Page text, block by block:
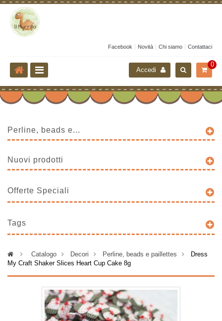
Facebook Novità Chi siamo Contattaci
0
Accedi
Perline, beads e...
Nuovi prodotti
Offerte Speciali
Tags
> Catalogo > Decori > Perline, beads e paillettes >
Dress
My Craft Shaker Slices Heart Cup Cake 8g